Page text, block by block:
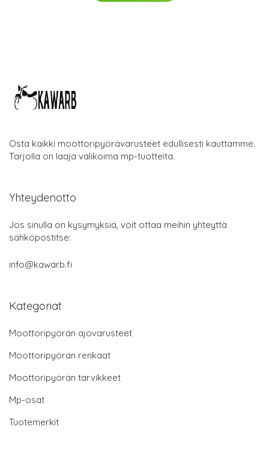
Osta kaikki moottoripyörävarusteet edullisesti kauttamme.
Tarjolla on laaja valikoima mp-tuotteita.
Yhteydenotto
Jos sinulla on kysymyksiä, voit ottaa meihin yhteyttä
sähköpostitse:
info@kawarb.fi
Kategoriat
Moottoripyörän ajovarusteet
Moottoripyörän renkaat
Moottoripyörän tarvikkeet
Mp-osat
Tuotemerkit